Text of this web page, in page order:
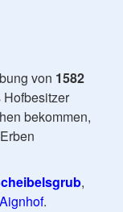
von 1582
Hofbesitzer
bekommen,
,
Aignhof.